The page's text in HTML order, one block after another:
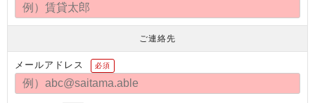
ご連絡先
メールアドレス 必須